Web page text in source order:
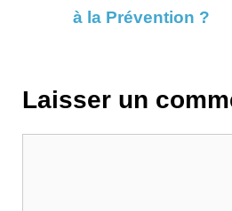
à la Prévention ?
Laisser un